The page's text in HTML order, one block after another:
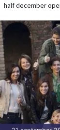
half december